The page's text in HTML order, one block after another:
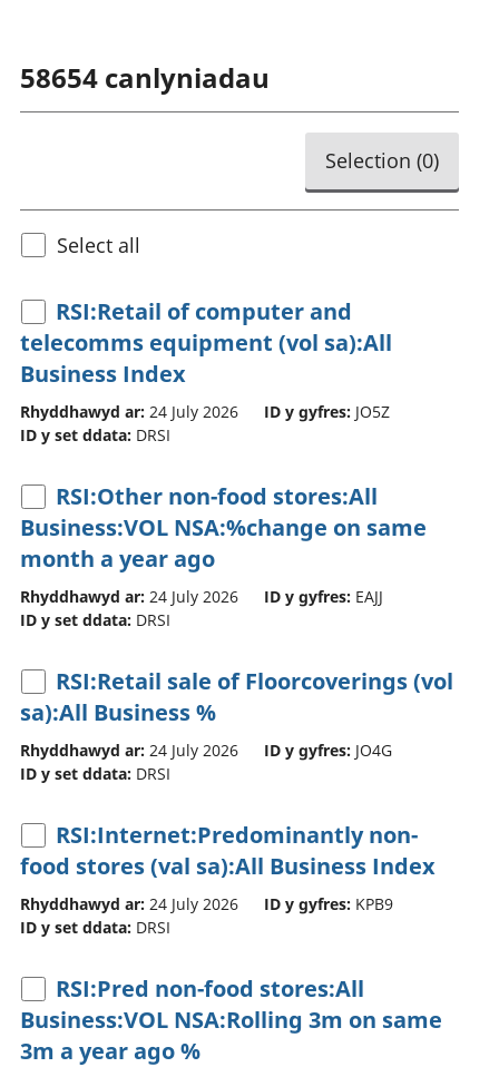
58654 canlyniadau
Selection (0)
Select all
RSI:Retail of computer and
telecomms equipment (vol sa):All
Business Index
Rhyddhawyd ar: 24 July 2026 ID y gyfres: JO5Z
ID y set ddata: DRSI
RSI:Other non-food stores:All
Business:VOL NSA:%change on same
month a year ago
Rhyddhawyd ar: 24 July 2026 ID y gyfres: EAJJ
ID y set ddata: DRSI
RSI:Retail sale of Floorcoverings (vol
sa):All Business %
Rhyddhawyd ar: 24 July 2026 ID y gyfres: JO4G
ID y set ddata: DRSI
RSI:Internet:Predominantly non-
food stores (val sa):All Business Index
Rhyddhawyd ar: 24 July 2026 ID y gyfres: KPB9
ID y set ddata: DRSI
RSI:Pred non-food stores:All
Business:VOL NSA:Rolling 3m on same
3m a year ago %